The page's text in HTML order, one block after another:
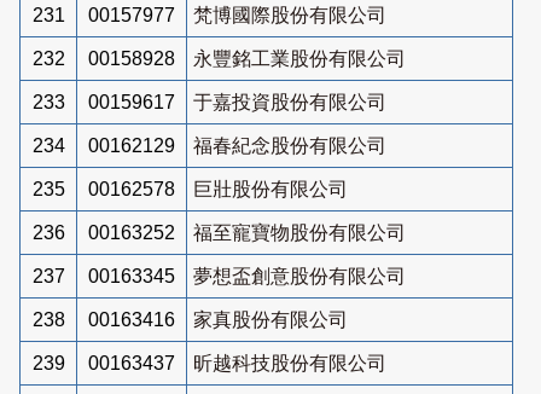
231 00157977 梵博國際股份有限公司
232 00158928 永豐銘工業股份有限公司
233 00159617 于嘉投資股份有限公司
234 00162129 福春紀念股份有限公司
235 00162578 巨壯股份有限公司
236 00163252 福至寵寶物股份有限公司
237 00163345 夢想盃創意股份有限公司
238 00163416 家真股份有限公司
239 00163437 昕越科技股份有限公司